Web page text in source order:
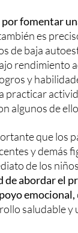
fomentar
es
de baja
rendimiento
y
practicar
algunos de
que los
y demás
de los
de abordar el
emocional,
saludable y